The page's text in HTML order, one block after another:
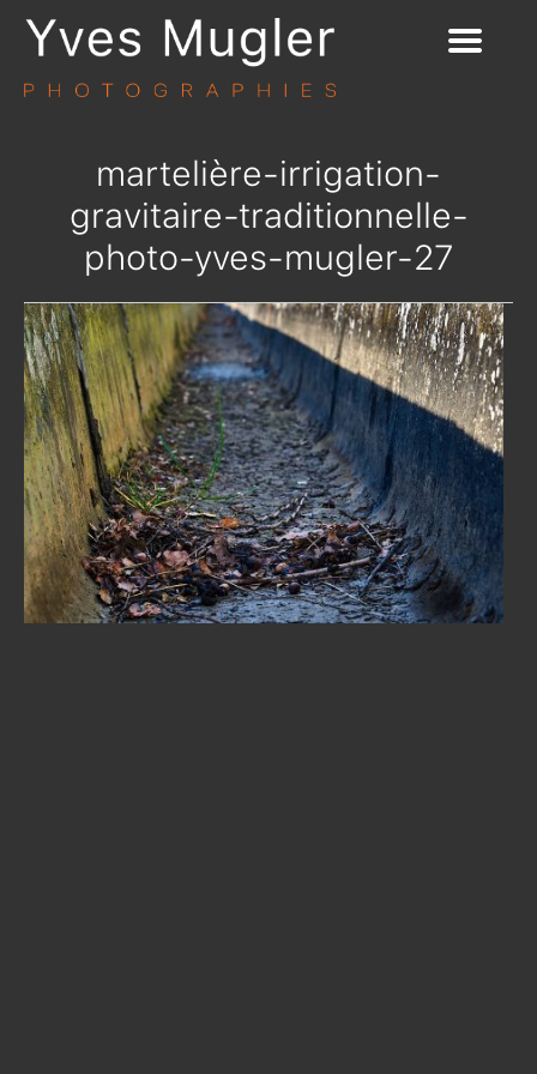
martelière-irrigation-
gravitaire-traditionnelle-
photo-yves-mugler-27